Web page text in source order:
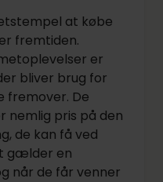
at købe
fremtiden.
er
bliver brug for
fremover. De
pris på den
de kan få ved
gælder en
når de får venner